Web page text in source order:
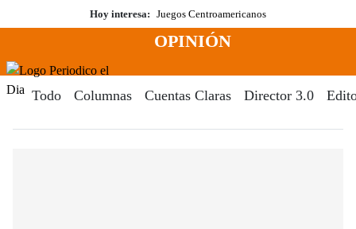
al
Hoy interesa: Juegos Centroamericanos
Menú
OPINIÓN
Todo Columnas Cuentas Claras Director 3.0